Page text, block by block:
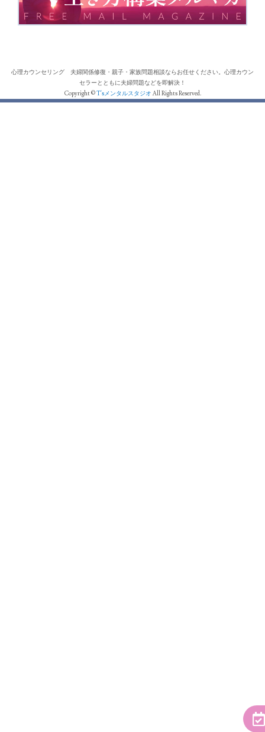
心理カウンセリング 夫婦関係修復・親子・家族問題相談ならお任せください。心理カウン
セラーとともに夫婦問題などを即解決！
Copyright ©T'sメンタルスタジオ All Rights Reserved.